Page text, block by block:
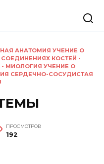
АНАТОМИЯ УЧЕНИЕ О
КОСТЕЙ -
МИОЛОГИЯ УЧЕНИЕ О
СЕРДЕЧНО-СОСУДИСТАЯ
ПРОСМОТРОВ
192